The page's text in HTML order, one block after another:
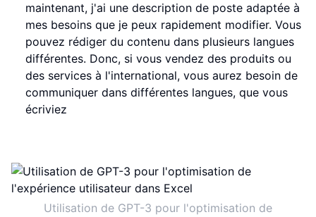
maintenant, j'ai une description de poste adaptée à
mes besoins que je peux rapidement modifier. Vous
pouvez rédiger du contenu dans plusieurs langues
différentes. Donc, si vous vendez des produits ou
des services à l'international, vous aurez besoin de
communiquer dans différentes langues, que vous
écriviez
Utilisation de GPT-3 pour l'optimisation de